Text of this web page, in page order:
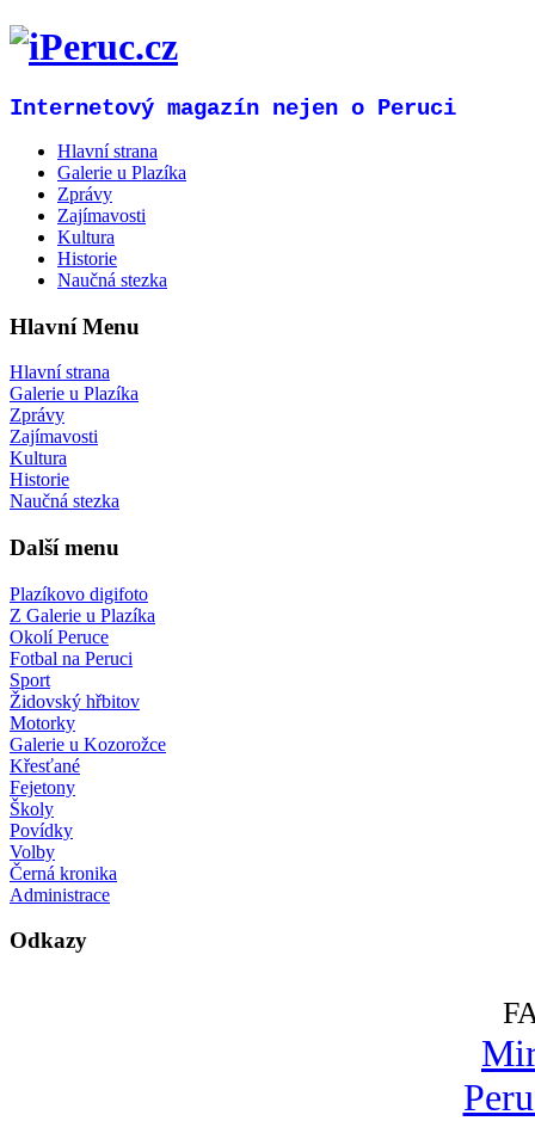
Internetový magazín nejen o Peruci
Hlavní strana
Galerie u Plazíka
Zprávy
Zajímavosti
Kultura
Historie
Naučná stezka
Hlavní Menu
Hlavní strana
Galerie u Plazíka
Zprávy
Zajímavosti
Kultura
Historie
Naučná stezka
Další menu
Plazíkovo digifoto
Z Galerie u Plazíka
Okolí Peruce
Fotbal na Peruci
Sport
Židovský hřbitov
Motorky
Galerie u Kozorožce
Křesťané
Fejetony
Školy
Povídky
Volby
Černá kronika
Administrace
Odkazy